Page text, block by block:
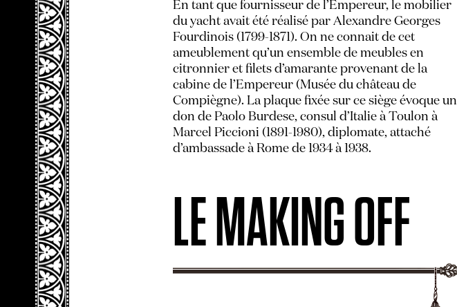
En tant que fournisseur de l’Empereur, le mobilier
du yacht avait été réalisé par Alexandre Georges
Fourdinois (1799-1871). On ne connait de cet
ameublement qu’un ensemble de meubles en
citronnier et filets d’amarante provenant de la
cabine de l’Empereur (Musée du château de
Compiègne). La plaque fixée sur ce siège évoque un
don de Paolo Burdese, consul d’Italie à Toulon à
Marcel Piccioni (1891-1980), diplomate, attaché
d’ambassade à Rome de 1934 à 1938.
LE MAKING OFF